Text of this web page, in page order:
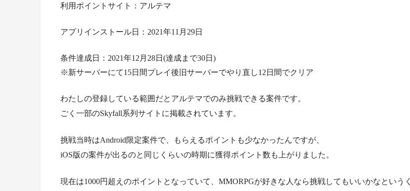
利用ポイントサイト：アルテマ
アプリインストール日：2021年11月29日
条件達成日：2021年12月28日(達成まで30日)
※新サーバーにて15日間プレイ後旧サーバーでやり直し12日間でクリア
わたしの登録している範囲だとアルテマでのみ挑戦できる案件です。
ごく一部のSkyfall系列サイトに掲載されています。
挑戦当時はAndroid限定案件で、もらえるポイントも少なかったんですが、
iOS版の案件が出るのと同じくらいの時期に獲得ポイント数も上がりました。
現在は1000円超えのポイントとなっていて、MMORPGが好きな人なら挑戦してもいいかなというく